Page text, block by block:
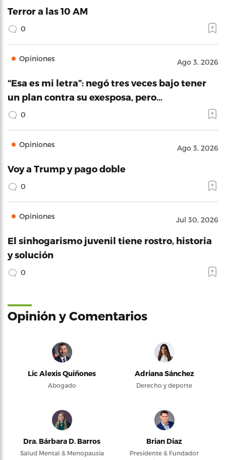
Terror a las 10 AM
0
Opiniones Ago 3, 2026
“Esa es mi letra”: negó tres veces bajo tener
un plan contra su exesposa, pero…
0
Opiniones Ago 3, 2026
Voy a Trump y pago doble
0
Opiniones Jul 30, 2026
El sinhogarismo juvenil tiene rostro, historia
y solución
0
Opinión y Comentarios
Lic Alexis Quiñones
Abogado
Adriana Sánchez
Derecho y deporte
Dra. Bárbara D. Barros
Salud Mental & Menopausia
Brian Díaz
Presidente & Fundador